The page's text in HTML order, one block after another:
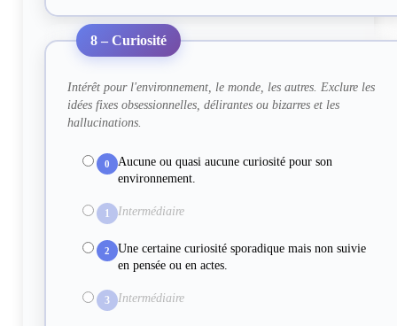
8 – Curiosité
Intérêt pour l'environnement, le monde, les autres. Exclure les
idées fixes obsessionnelles, délirantes ou bizarres et les
hallucinations.
0
Aucune ou quasi aucune curiosité pour son
environnement.
1 Intermédiaire
2
Une certaine curiosité sporadique mais non suivie
en pensée ou en actes.
3 Intermédiaire